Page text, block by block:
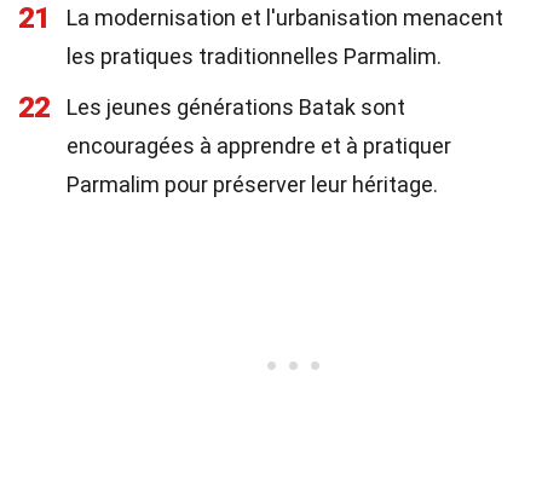
21
La modernisation et l'urbanisation menacent
les pratiques traditionnelles Parmalim.
22
Les jeunes générations Batak sont
encouragées à apprendre et à pratiquer
Parmalim pour préserver leur héritage.